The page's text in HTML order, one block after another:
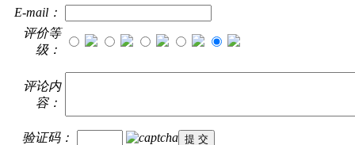
E-mail：
评价等
级：
评论内
容：
验证码：